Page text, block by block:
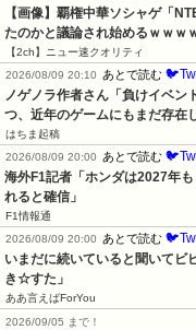
【画像】覇権中華ソシャゲ「
たのかと議論され始めるｗｗｗ
【2ch】ニュー速クオリティ
2026/08/09 20:10
あとで読む
ノゲノラ作者さん「負けイベン
つ、近年のゲームにもまだ存在
はちま起稿
2026/08/09 20:00
あとで読む
海外F1記者「ホンダは2027年
れると確信」
F1情報通
2026/08/09 20:00
あとで読む
いまだに続いていると聞いてビ
き☆すた」
ああ言えばForYou
2026/09/05 まで！